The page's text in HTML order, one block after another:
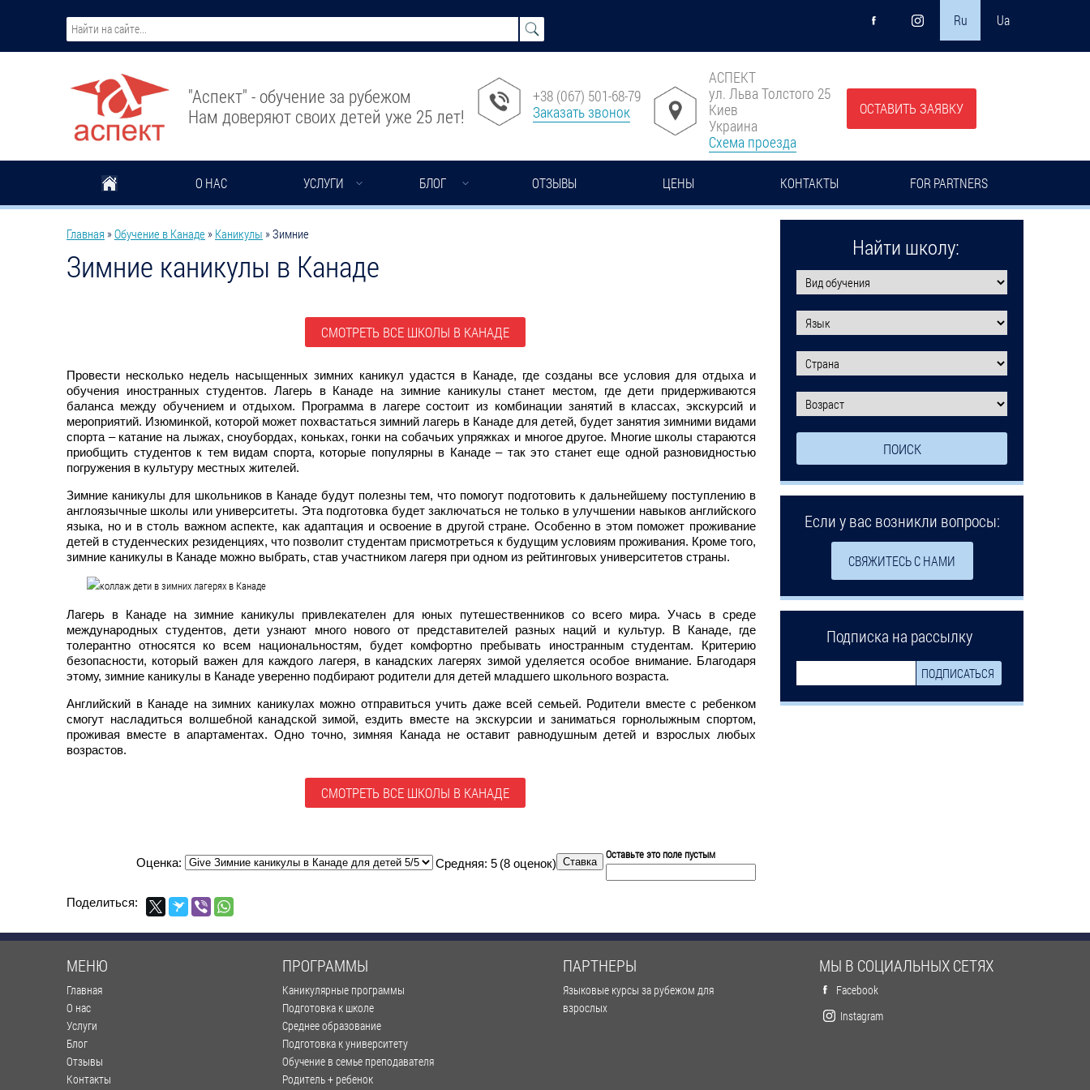
Ru Ua
"Аспект" - обучение за рубежом
Нам доверяют своих детей уже 25 лет!
+38 (067) 501-68-79
Заказать звонок
АСПЕКТ
ул. Льва Толстого 25
Киев
Украина
Схема проезда
ОСТАВИТЬ ЗАЯВКУ
О НАС УСЛУГИ БЛОГ ОТЗЫВЫ ЦЕНЫ КОНТАКТЫ FOR PARTNERS
Вы здесь
Главная »Обучение в Канаде » Каникулы »Зимние
Зимние каникулы в Канаде
СМОТРЕТЬ ВСЕ ШКОЛЫ В КАНАДЕ
Провести несколько недель насыщенных зимних каникул удастся в Канаде, где созданы все условия для отдыха и
обучения иностранных студентов. Лагерь в Канаде на зимние каникулы станет местом, где дети придерживаются
баланса между обучением и отдыхом. Программа в лагере состоит из комбинации занятий в классах, экскурсий и
мероприятий. Изюминкой, которой может похвастаться зимний лагерь в Канаде для детей, будет занятия зимними видами
спорта – катание на лыжах, сноубордах, коньках, гонки на собачьих упряжках и многое другое. Многие школы стараются
приобщить студентов к тем видам спорта, которые популярны в Канаде – так это станет еще одной разновидностью
погружения в культуру местных жителей.
Зимние каникулы для школьников в Канаде будут полезны тем, что помогут подготовить к дальнейшему поступлению в
англоязычные школы или университеты. Эта подготовка будет заключаться не только в улучшении навыков английского
языка, но и в столь важном аспекте, как адаптация и освоение в другой стране. Особенно в этом поможет проживание
детей в студенческих резиденциях, что позволит студентам присмотреться к будущим условиям проживания. Кроме того,
зимние каникулы в Канаде можно выбрать, став участником лагеря при одном из рейтинговых университетов страны.
Лагерь в Канаде на зимние каникулы привлекателен для юных путешественников со всего мира. Учась в среде
международных студентов, дети узнают много нового от представителей разных наций и культур. В Канаде, где
толерантно относятся ко всем национальностям, будет комфортно пребывать иностранным студентам. Критерию
безопасности, который важен для каждого лагеря, в канадских лагерях зимой уделяется особое внимание. Благодаря
этому, зимние каникулы в Канаде уверенно подбирают родители для детей младшего школьного возраста.
Английский в Канаде на зимних каникулах можно отправиться учить даже всей семьей. Родители вместе с ребенком
смогут насладиться волшебной канадской зимой, ездить вместе на экскурсии и заниматься горнолыжным спортом,
проживая вместе в апартаментах. Одно точно, зимняя Канада не оставит равнодушным детей и взрослых любых
возрастов.
СМОТРЕТЬ ВСЕ ШКОЛЫ В КАНАДЕ
Оценка: Средняя: 5 (8 оценок)
Оставьте это поле пустым
Поделиться:
Найти школу:
Если у вас возникли вопросы:
СВЯЖИТЕСЬ С НАМИ
Подписка на рассылку
МЕНЮ
Главная
О нас
Услуги
Блог
Отзывы
Контакты
ПРОГРАММЫ
Каникулярные программы
Подготовка к школе
Среднее образование
Подготовка к университету
Обучение в семье преподавателя
Родитель + ребенок
ПАРТНЕРЫ
Языковые курсы за рубежом для
взрослых
МЫ В СОЦИАЛЬНЫХ СЕТЯХ
Facebook
Instagram